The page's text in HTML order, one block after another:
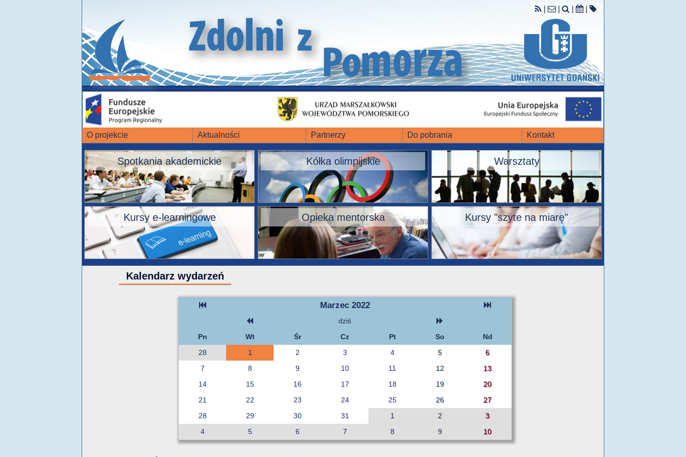
O projekcie Aktualności Partnerzy Do pobrania Kontakt
Spotkania akademickie Kółka olimpijskie Warsztaty
Kursy e-learningowe Opieka mentorska Kursy "szyte na miarę"
Kalendarz wydarzeń
Marzec 2022
dziś
Pn
Wt Śr Cz Pt So
Nd
28
1 2 3 4 5
6
7
8 9 10 11 12
13
14
15 16 17 18 19
20
21
22 23 24 25 26
27
28
29 30 31 1 2
3
4
5 6 7 8 9 10